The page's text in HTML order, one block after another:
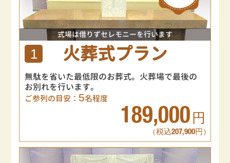
式場は借りずセレモニーを行います
1 火葬式プラン
無駄を省いた最低限のお葬式。火葬場で最後の
お別れを行います。
ご参列の目安： 5名程度
189,000 円
（税込207,900円）